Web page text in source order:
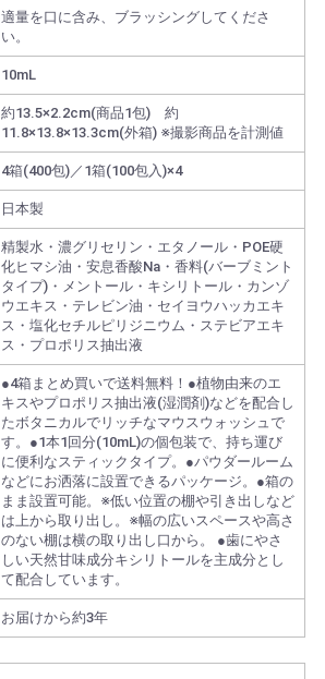
適量を口に含み、ブラッシングしてくださ
い。
10mL
約13.5×2.2cm(商品1包) 約
11.8×13.8×13.3cm(外箱) ※撮影商品を計測値
4箱(400包)／1箱(100包入)×4
日本製
精製水・濃グリセリン・エタノール・POE硬
化ヒマシ油・安息香酸Na・香料(バーブミント
タイプ)・メントール・キシリトール・カンゾ
ウエキス・テレビン油・セイヨウハッカエキ
ス・塩化セチルピリジニウム・ステビアエキ
ス・プロポリス抽出液
●4箱まとめ買いで送料無料！●植物由来のエ
キスやプロポリス抽出液(湿潤剤)などを配合し
たボタニカルでリッチなマウスウォッシュで
す。●1本1回分(10mL)の個包装で、持ち運び
に便利なスティックタイプ。●パウダールーム
などにお洒落に設置できるパッケージ。●箱の
まま設置可能。※低い位置の棚や引き出しなど
は上から取り出し。※幅の広いスペースや高さ
のない棚は横の取り出し口から。 ●歯にやさ
しい天然甘味成分キシリトールを主成分とし
て配合しています。
お届けから約3年